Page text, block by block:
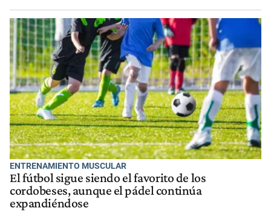
ENTRENAMIENTO MUSCULAR
El fútbol sigue siendo el favorito de los
cordobeses, aunque el pádel continúa
expandiéndose